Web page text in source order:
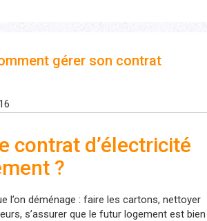
gérer son contrat
contrat d’électricité
?
l’on déménage : faire les cartons, nettoyer
s’assurer que le futur logement est bien